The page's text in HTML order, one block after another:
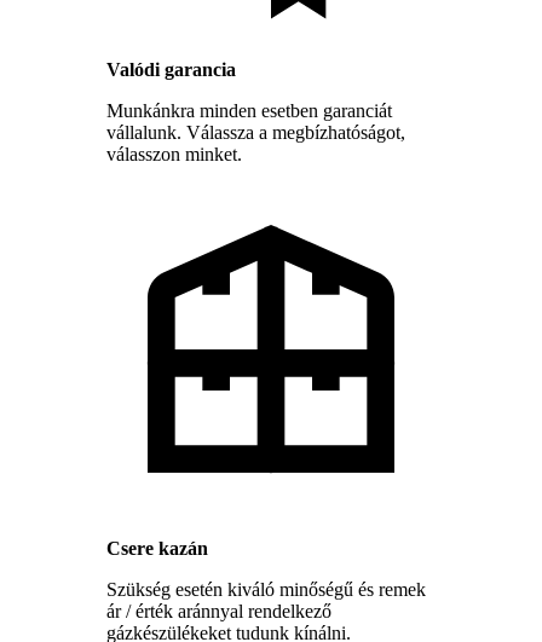
Valódi garancia
Munkánkra minden esetben garanciát
vállalunk. Válassza a megbízhatóságot,
válasszon minket.
Csere kazán
Szükség esetén kiváló minőségű és remek
ár / érték aránnyal rendelkező
gázkészülékeket tudunk kínálni.